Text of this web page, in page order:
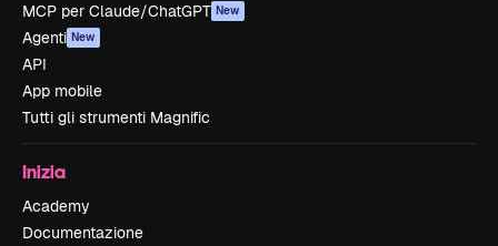
MCP per Claude/ChatGPT New
Agenti New
API
App mobile
Tutti gli strumenti Magnific
Inizia
Academy
Documentazione